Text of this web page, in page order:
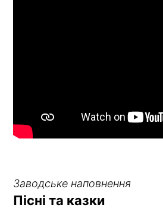
Заводське наповнення
Пісні та казки